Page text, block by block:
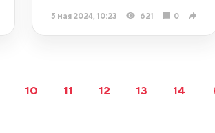
5 мая 2024, 10:23 621 0
10 11 12 13 14